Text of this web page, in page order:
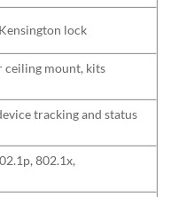
lock
ceiling mount, kits
tracking and status
802.1x,